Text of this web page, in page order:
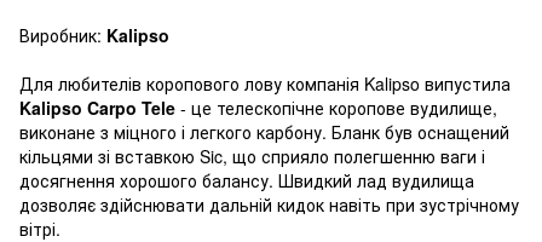
Виробник: Kalipso
Для любителів коропового лову компанія Kalipso випустила
Kalipso Carpo Tele - це телескопічне коропове вудилище,
виконане з міцного і легкого карбону. Бланк був оснащений
кільцями зі вставкою Sic, що сприяло полегшенню ваги і
досягнення хорошого балансу. Швидкий лад вудилища
дозволяє здійснювати дальній кидок навіть при зустрічному
вітрі.